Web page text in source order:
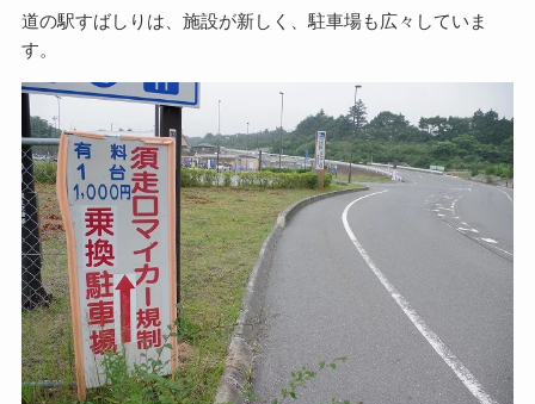
道の駅すばしりは、施設が新しく、駐車場も広々していま
す。